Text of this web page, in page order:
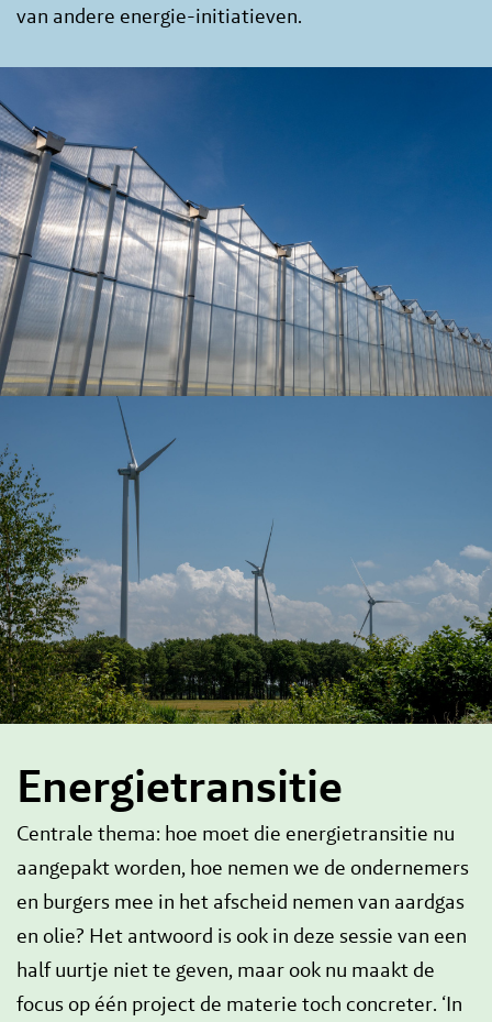
van andere energie-initiatieven.
Energietransitie
Centrale thema: hoe moet die energietransitie nu
aangepakt worden, hoe nemen we de ondernemers
en burgers mee in het afscheid nemen van aardgas
en olie? Het antwoord is ook in deze sessie van een
half uurtje niet te geven, maar ook nu maakt de
focus op één project de materie toch concreter. ‘In